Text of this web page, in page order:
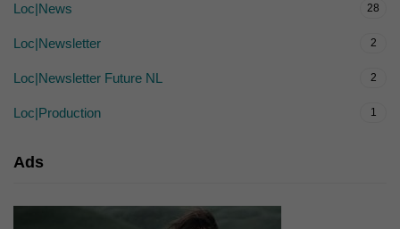
Loc|News 28
Loc|Newsletter 2
Loc|Newsletter Future NL 2
Loc|Production 1
Ads